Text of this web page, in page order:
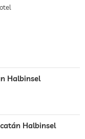
Halbinsel
Halbinsel